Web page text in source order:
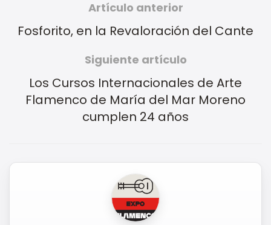
Artículo anterior
Fosforito, en la Revaloración del Cante
Siguiente artículo
Los Cursos Internacionales de Arte
Flamenco de María del Mar Moreno
cumplen 24 años